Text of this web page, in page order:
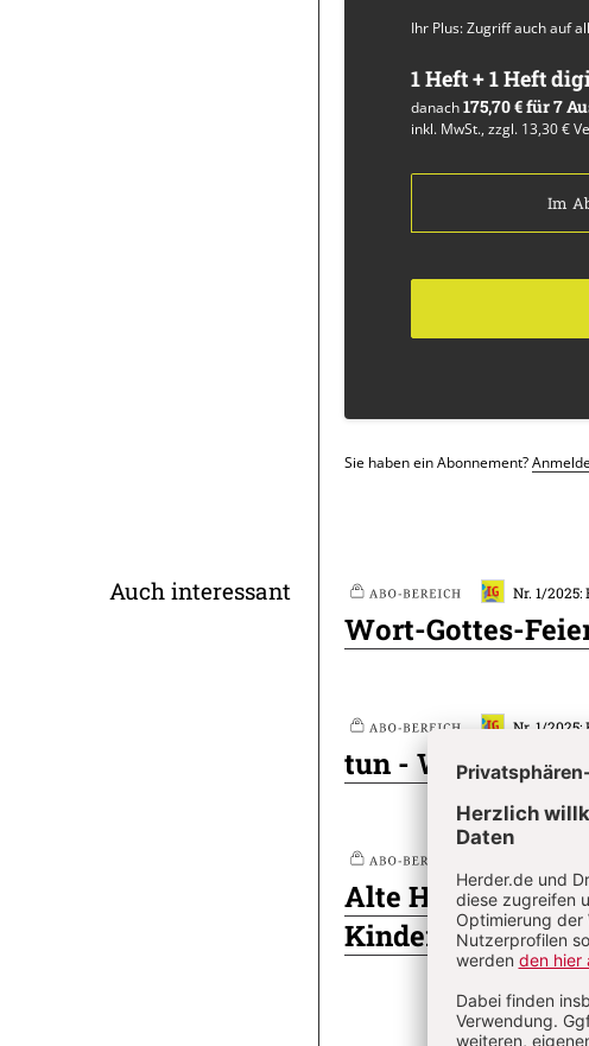
Ihr Plus: Zugriff auch auf
1 Heft + 1 Heft
danach175,70 € für 7
inkl. MwSt., zzgl. 13,30 €
Im
Sie haben ein Abonnement?
Überschrift
Auch interessant
Plus
Nr. 1/
Wort-Gottes-
Nr. 1/
tun -
Plus
Alte Hits
Kinder